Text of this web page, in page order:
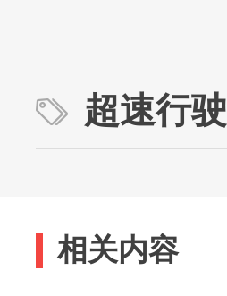
超速行驶
相关内容